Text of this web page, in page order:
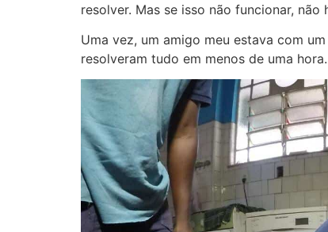
resolver. Mas se isso não funcionar,
Uma vez, um amigo meu estava com
resolveram tudo em menos de uma